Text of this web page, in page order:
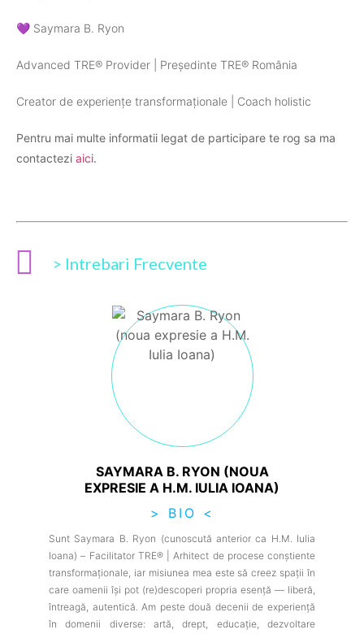
💜 Saymara B. Ryon
Advanced TRE® Provider | Președinte TRE® România
Creator de experiențe transformaționale | Coach holistic
Pentru mai multe informatii legat de participare te rog sa ma
contactezi aici.
> Intrebari Frecvente
SAYMARA B. RYON (NOUA
EXPRESIE A H.M. IULIA IOANA)
> BIO <
Sunt Saymara B. Ryon (cunoscută anterior ca H.M. Iulia
Ioana) – Facilitator TRE® | Arhitect de procese conștiente
transformaționale, iar misiunea mea este să creez spații în
care oamenii își pot (re)descoperi propria esență — liberă,
întreagă, autentică. Am peste două decenii de experiență
în domenii diverse: artă, drept, educație, dezvoltare